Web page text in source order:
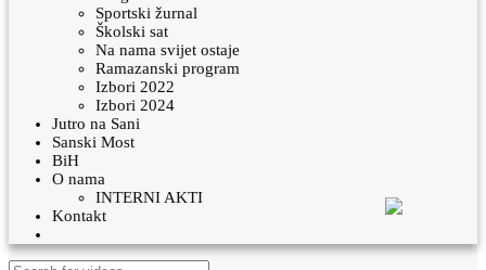
Sportski žurnal
Školski sat
Na nama svijet ostaje
Ramazanski program
Izbori 2022
Izbori 2024
Jutro na Sani
Sanski Most
BiH
O nama
INTERNI AKTI
Kontakt